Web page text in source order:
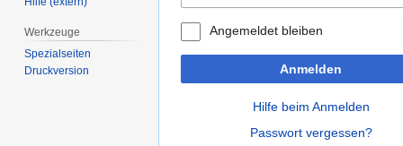
Angemeldet bleiben
Anmelden
Hilfe beim Anmelden
Passwort vergessen?
Werkzeuge
Spezialseiten
Druckversion